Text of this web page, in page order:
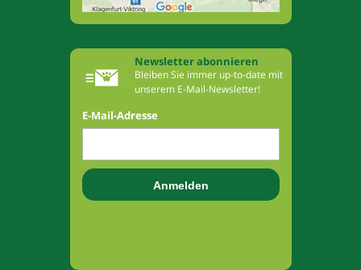
Newsletter abonnieren
Bleiben Sie immer up-to-date mit
unserem E-Mail-Newsletter!
E-Mail-Adresse